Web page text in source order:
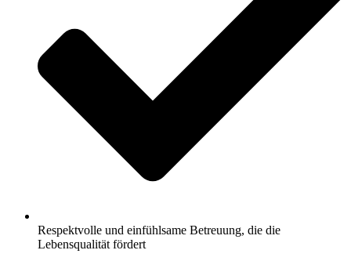
Respektvolle und einfühlsame Betreuung, die die
Lebensqualität fördert